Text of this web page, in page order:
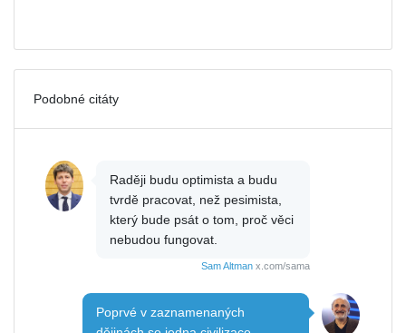
Podobné citáty
Raději budu optimista a budu
tvrdě pracovat, než pesimista,
který bude psát o tom, proč věci
nebudou fungovat.
Sam Altman x.com/sama
Poprvé v zaznamenaných